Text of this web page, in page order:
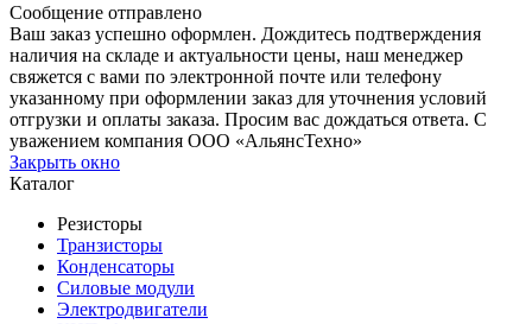
Сообщение отправлено
Ваш заказ успешно оформлен. Дождитесь подтверждения
наличия на складе и актуальности цены, наш менеджер
свяжется с вами по электронной почте или телефону
указанному при оформлении заказ для уточнения условий
отгрузки и оплаты заказа. Просим вас дождаться ответа. С
уважением компания ООО «АльянсТехно»
Закрыть окно
Каталог
Резисторы
Транзисторы
Конденсаторы
Силовые модули
Электродвигатели